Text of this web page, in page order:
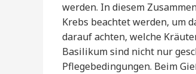
werden. In diesem
Krebs beachtet werden, um
darauf achten, welche
Basilikum sind nicht nur
Pflegebedingungen. Beim